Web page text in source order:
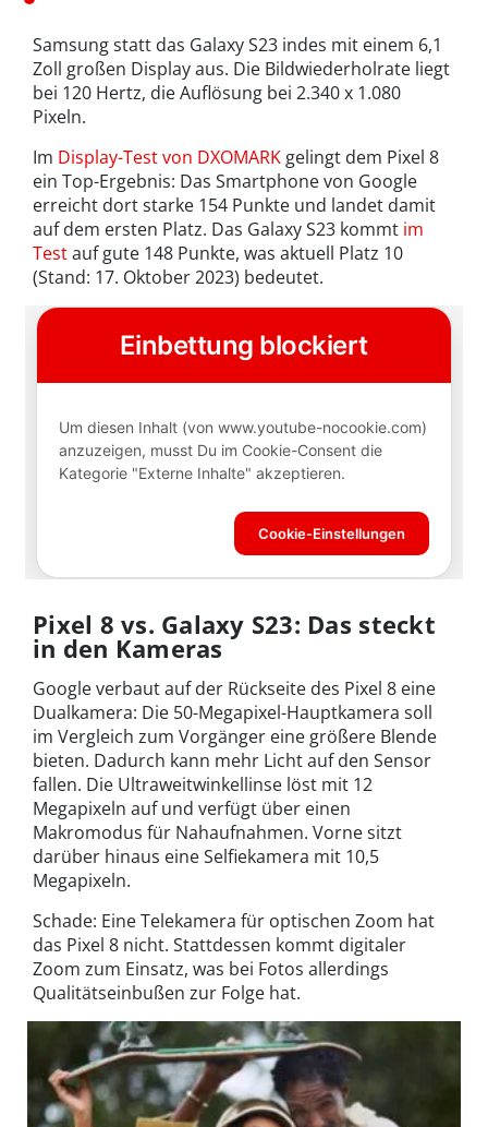
Samsung statt das Galaxy S23 indes mit einem 6,1
Zoll großen Display aus. Die Bildwiederholrate liegt
bei 120 Hertz, die Auflösung bei 2.340 x 1.080
Pixeln.
Im Display-Test von DXOMARK gelingt dem Pixel 8
ein Top-Ergebnis: Das Smartphone von Google
erreicht dort starke 154 Punkte und landet damit
auf dem ersten Platz. Das Galaxy S23 kommt im
Testauf gute 148 Punkte, was aktuell Platz 10
(Stand: 17. Oktober 2023) bedeutet.
Pixel 8 vs. Galaxy S23: Das steckt
in den Kameras
Google verbaut auf der Rückseite des Pixel 8 eine
Dualkamera: Die 50-Megapixel-Hauptkamera soll
im Vergleich zum Vorgänger eine größere Blende
bieten. Dadurch kann mehr Licht auf den Sensor
fallen. Die Ultraweitwinkellinse löst mit 12
Megapixeln auf und verfügt über einen
Makromodus für Nahaufnahmen. Vorne sitzt
darüber hinaus eine Selfiekamera mit 10,5
Megapixeln.
Schade: Eine Telekamera für optischen Zoom hat
das Pixel 8 nicht. Stattdessen kommt digitaler
Zoom zum Einsatz, was bei Fotos allerdings
Qualitätseinbußen zur Folge hat.